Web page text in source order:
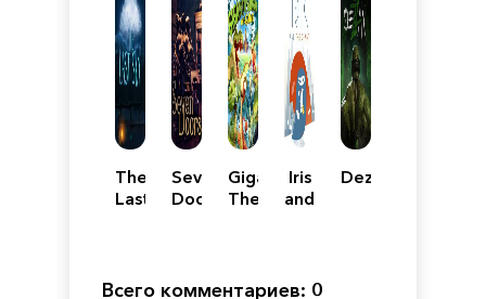
The
Last
Seven
Doors
Gigantosaurus
The
Iris
and
Dezzan
Всего комментариев: 0